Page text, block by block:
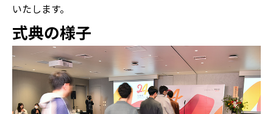
いたします。
式典の様子